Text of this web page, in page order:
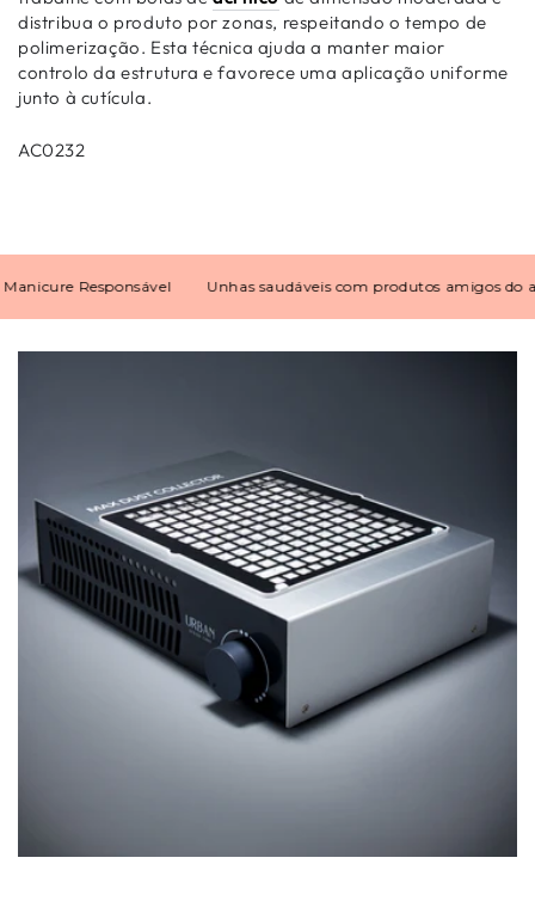
distribua o produto por zonas, respeitando o tempo de
polimerização. Esta técnica ajuda a manter maior
controlo da estrutura e favorece uma aplicação uniforme
junto à cutícula.
AC0232
Responsável Unhas saudáveis com produtos amigos do